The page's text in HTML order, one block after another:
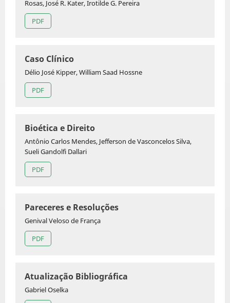
Rosas, José R. Kater, Irotilde G. Pereira
PDF
Caso Clínico
Délio José Kipper, William Saad Hossne
PDF
Bioética e Direito
Antônio Carlos Mendes, Jefferson de Vasconcelos Silva,
Sueli Gandolfi Dallari
PDF
Pareceres e Resoluções
Genival Veloso de França
PDF
Atualização Bibliográfica
Gabriel Oselka